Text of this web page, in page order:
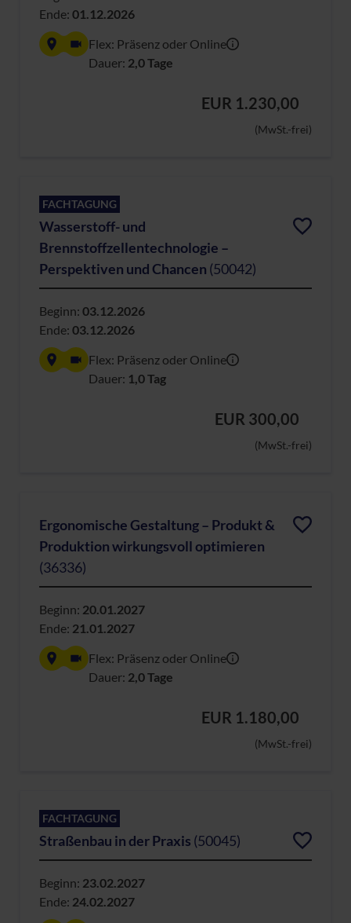
Ende: 01.12.2026
Flex: Präsenz oder Online
Dauer: 2,0 Tage
EUR 1.230,00
(MwSt.-frei)
FACHTAGUNG
Wasserstoff- und
Brennstoffzellentechnologie –
Perspektiven und Chancen (50042)
Beginn: 03.12.2026
Ende: 03.12.2026
Flex: Präsenz oder Online
Dauer: 1,0 Tag
EUR 300,00
(MwSt.-frei)
Ergonomische Gestaltung – Produkt &
Produktion wirkungsvoll optimieren
(36336)
Beginn: 20.01.2027
Ende: 21.01.2027
Flex: Präsenz oder Online
Dauer: 2,0 Tage
EUR 1.180,00
(MwSt.-frei)
FACHTAGUNG
Straßenbau in der Praxis (50045)
Beginn: 23.02.2027
Ende: 24.02.2027